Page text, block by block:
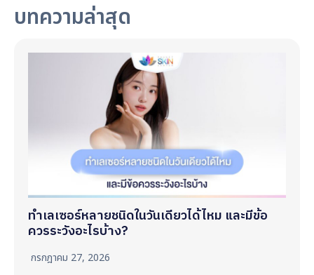
บทความล่าสุด
ทำเลเซอร์หลายชนิดในวันเดียวได้ไหม และมีข้อ
ควรระวังอะไรบ้าง?
กรกฎาคม 27, 2026